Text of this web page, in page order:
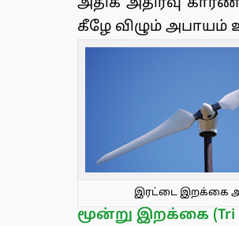
அதிக அதிர்வு
கீழே விழும் அபாயம்
இரட்டை இறக்கை
மூன்று இறக்கை (Tri